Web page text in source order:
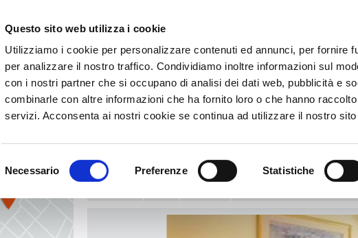
Questo sito web utilizza i cookie
Utilizziamo i cookie per personalizzare contenuti ed annunci, per fornire
per analizzare il nostro traffico. Condividiamo inoltre informazioni sul
con i nostri partner che si occupano di analisi dei dati web, pubblicità e
combinarle con altre informazioni che ha fornito loro o che hanno
servizi. Acconsenta ai nostri cookie se continua ad utilizzare il nostro sito
del
Necessario Preferenze Statistiche
Service clients
Chypre >Cipro >Jasmine Court Hotel & Casino
Jasmine Court Hotel & Casino
Zone :Kyrenia